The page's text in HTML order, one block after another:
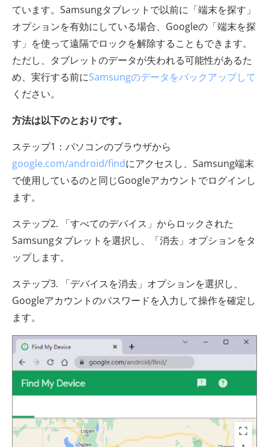
ています。Samsungタブレットで以前に「端末を探す」
オプションを有効にしている場合、Googleの「端末を探
す」を使って遠隔でロックを解除することもできます。
ただし、タブレットのデータが失われる可能性があるた
め、実行する前にSamsungのデータをバックアップして
ください。
方法は以下のとおりです。
ステップ1：パソコンのブラウザから
google.com/android/findにアクセスし、Samsung端末
で使用しているのと同じGoogleアカウントでログインし
ます。
ステップ2. 「すべてのデバイス」からロックされた
Samsungタブレットを選択し、「消去」オプションをタ
ップします。
ステップ3. 「デバイスを消去」オプションを選択し、
Googleアカウントのパスワードを入力して操作を確定し
ます。